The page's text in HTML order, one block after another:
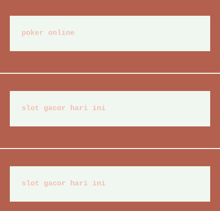
poker online
slot gacor hari ini
slot gacor hari ini